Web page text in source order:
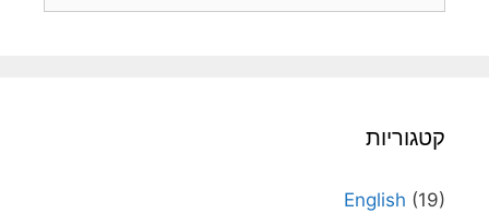
קטגוריות
English (19)